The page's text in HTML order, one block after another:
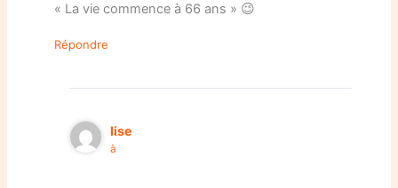
« La vie commence à 66 ans » 😉
Répondre
lise
à